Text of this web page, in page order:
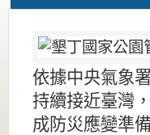
依據中央氣象
持續接近臺灣
成防災應變準備